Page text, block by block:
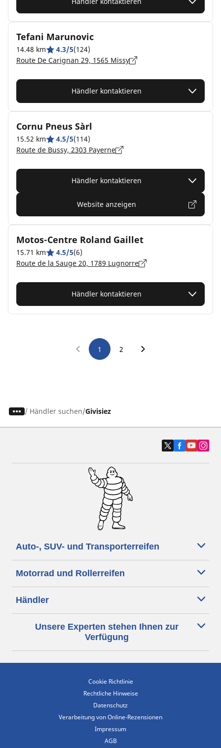
Tefani Marunovic
14.48 km 4.3/5(124)
Route De Carignan 29, 1565 Missy
Händler kontaktieren
Cornu Pneus Sàrl
15.52 km 4.5/5(114)
Route de Bussy, 2303 Payerne
Händler kontaktieren
Website anzeigen
Motos-Centre Roland Gaillet
15.71 km 4.5/5(6)
Route de la Sauge 20, 1789 Lugnorre
Händler kontaktieren
1 2
/ Händler suchen Givisiez
Auto-, SUV- und Transporterreifen
Motorrad und Rollerreifen
Händler
Unsere Experten stehen Ihnen zur
Verfügung
Cookie Richtlinie
Rechtliche Hinweise
Datenschutz
Verarbeitung von Online-Rezensionen
Impressum
AGB